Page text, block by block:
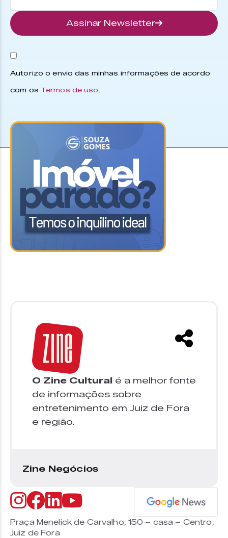
Assinar Newsletter
Autorizo o envio das minhas informações de acordo
com os Termos de uso
O Zine Cultural é a melhor fonte
de informações sobre
entretenimento em Juiz de Fora
e região.
Zine Negócios
Praça Menelick de Carvalho, 150 – casa – Centro,
Juiz de Fora